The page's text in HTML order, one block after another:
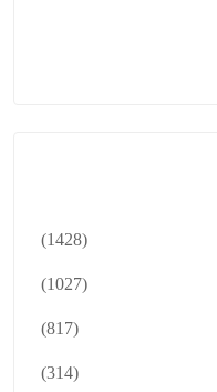
(1428)
(1027)
(817)
(314)